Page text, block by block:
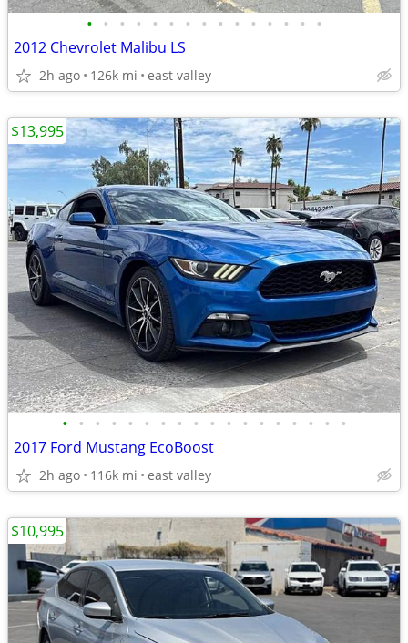
• • • • • • • • • • • • • • •
2012 Chevrolet Malibu LS
2h ago 126k mi east valley
• • • • • • • • • • • • • • • • • •
2017 Ford Mustang EcoBoost
2h ago 116k mi east valley
$13,995
$10,995